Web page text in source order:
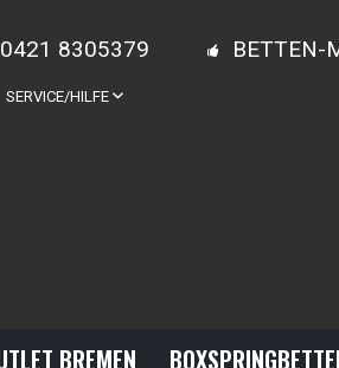
0421 8305379 BETTEN-
SERVICE/HILFE
BREMEN